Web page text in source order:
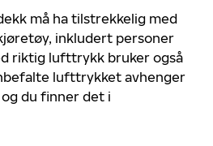
må ha tilstrekkelig med
inkludert personer
riktig lufttrykk bruker også
lufttrykket avhenger
du finner det i